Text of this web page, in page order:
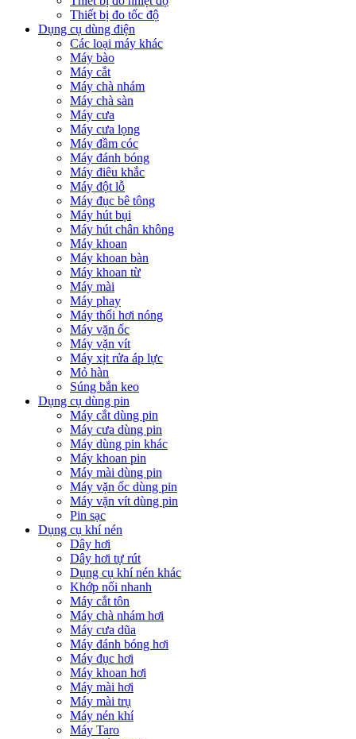
Thiết bị đo tốc độ
Dụng cụ dùng điện
Các loại máy khác
Máy bào
Máy cắt
Máy chà nhám
Máy chà sàn
Máy cưa
Máy cưa lọng
Máy đầm cóc
Máy đánh bóng
Máy điêu khắc
Máy đột lỗ
Máy đục bê tông
Máy hút bụi
Máy hút chân không
Máy khoan
Máy khoan bàn
Máy khoan từ
Máy mài
Máy phay
Máy thổi hơi nóng
Máy vặn ốc
Máy vặn vít
Máy xịt rửa áp lực
Mỏ hàn
Súng bắn keo
Dụng cụ dùng pin
Máy cắt dùng pin
Máy cưa dùng pin
Máy dùng pin khác
Máy khoan pin
Máy mài dùng pin
Máy vặn ốc dùng pin
Máy vặn vít dùng pin
Pin sạc
Dụng cụ khí nén
Dây hơi
Dây hơi tự rút
Dụng cụ khí nén khác
Khớp nối nhanh
Máy cắt tôn
Máy chà nhám hơi
Máy cưa dũa
Máy đánh bóng hơi
Máy đục hơi
Máy khoan hơi
Máy mài hơi
Máy mài trụ
Máy nén khí
Máy Taro